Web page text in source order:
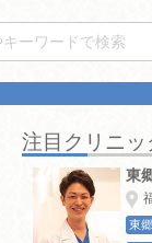
注目クリニッ
東
東